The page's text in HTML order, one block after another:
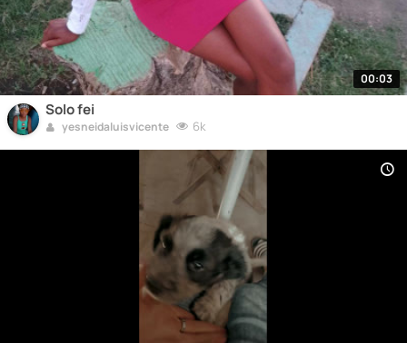
00:03
Solo fei
yesneidaluisvicente 6k